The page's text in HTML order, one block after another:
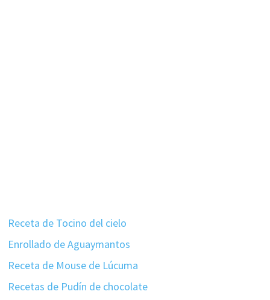
Receta de Tocino del cielo
Enrollado de Aguaymantos
Receta de Mouse de Lúcuma
Recetas de Pudín de chocolate